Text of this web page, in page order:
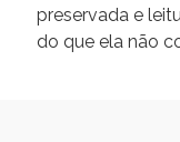
preservada e
do que ela não